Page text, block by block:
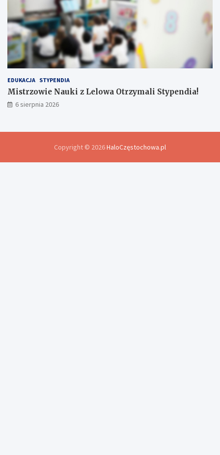
EDUKACJA STYPENDIA
Mistrzowie Nauki z Lelowa Otrzymali Stypendia!
6 sierpnia 2026
Copyright © 2026HaloCzęstochowa.pl